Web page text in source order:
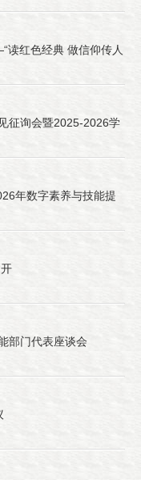
红色经典 做信仰传人
征询会暨2025-2026学
年数字素养与技能提
部门代表座谈会